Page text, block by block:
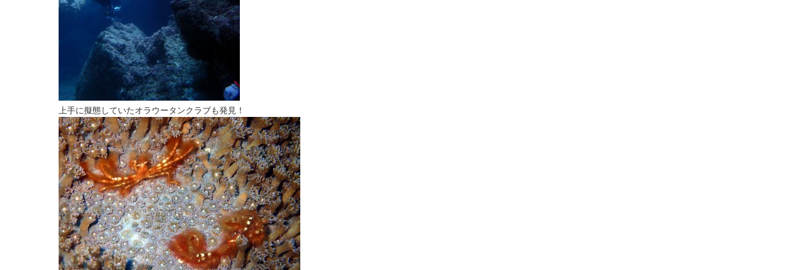
上手に擬態していたオラウータンクラブも発見！